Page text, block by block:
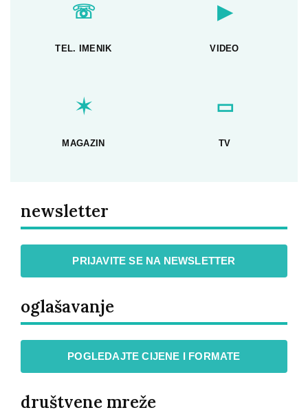
☏
TEL. IMENIK
▶
VIDEO
✶
MAGAZIN
▭
TV
newsletter
PRIJAVITE SE NA NEWSLETTER
oglašavanje
POGLEDAJTE CIJENE I FORMATE
društvene mreže